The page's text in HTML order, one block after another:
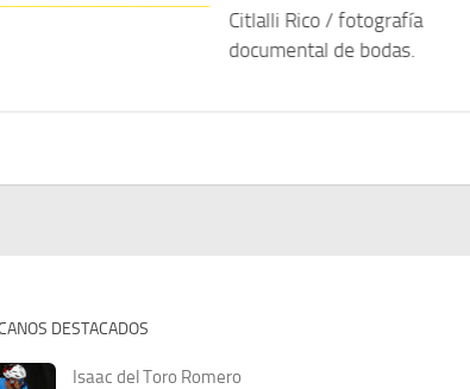
Citlalli Rico / fotografía
documental de bodas.
DESTACADOS
Isaac del Toro Romero